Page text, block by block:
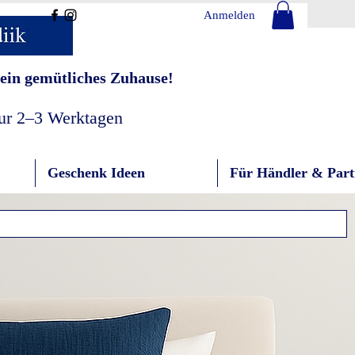
gemütliches Zuhause!
2–3 Werktagen
Anmelden
Geschenk Ideen Für Händler &